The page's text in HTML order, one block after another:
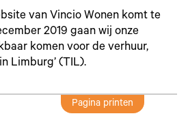
van Vincio Wonen komt te
2019 gaan wij onze
komen voor de verhuur,
Limburg’ (TIL).
Pagina printen